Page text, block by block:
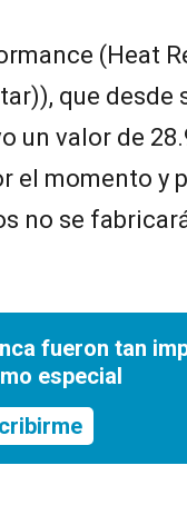
(Heat
que desde
un valor de
el momento y
no se
fueron tan
especial